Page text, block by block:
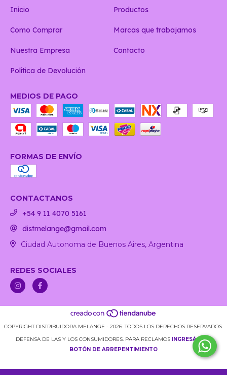
Inicio
Productos
Como Comprar Marcas que trabajamos
Nuestra Empresa Contacto
Política de Devolución
MEDIOS DE PAGO
FORMAS DE ENVÍO
CONTACTANOS
+54 9 11 4070 5161
distmelange@gmail.com
Ciudad Autonoma de Buenos Aires, Argentina
REDES SOCIALES
COPYRIGHT DISTRIBUIDORA MELANGE - 2026. TODOS LOS DERECHOS RESERVADOS.
DEFENSA DE LAS Y LOS CONSUMIDORES. PARA RECLAMOS
INGRESÁ ACÁ.
BOTÓN DE ARREPENTIMIENTO